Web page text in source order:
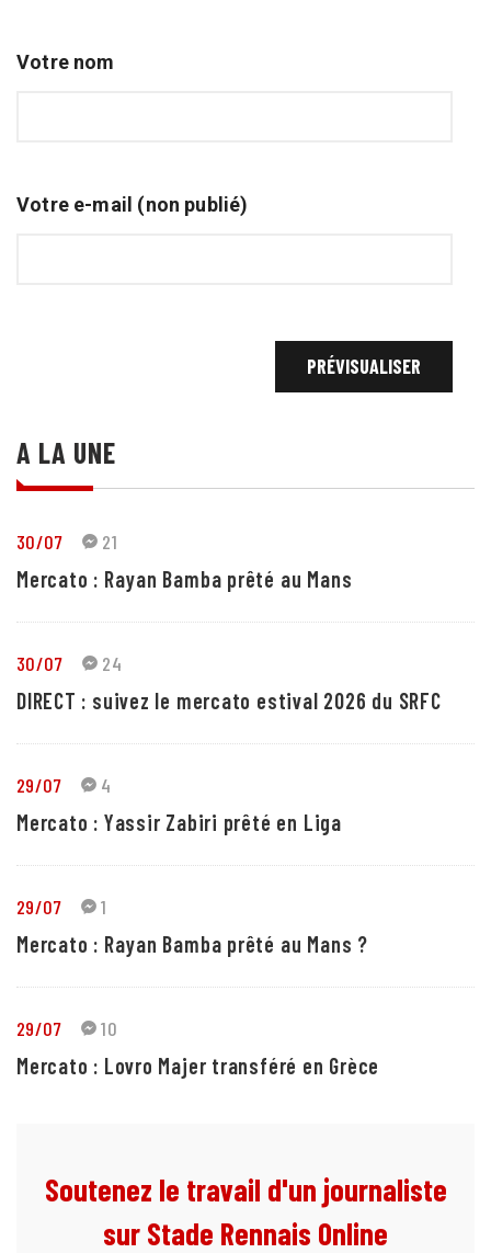
Votre nom
Votre e-mail (non publié)
A LA UNE
30/07 21
Mercato : Rayan Bamba prêté au Mans
30/07 24
DIRECT : suivez le mercato estival 2026 du SRFC
29/07 4
Mercato : Yassir Zabiri prêté en Liga
29/07 1
Mercato : Rayan Bamba prêté au Mans ?
29/07 10
Mercato : Lovro Majer transféré en Grèce
Soutenez le travail d'un journaliste
sur Stade Rennais Online